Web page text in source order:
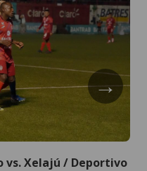
vs. Xelajú / Deportivo
→